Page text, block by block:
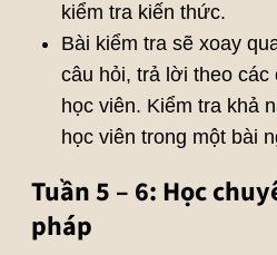
kiểm tra kiến thức.
Bài kiểm tra sẽ xoay
câu hỏi, trả lời theo các
học viên. Kiểm tra khả
học viên trong một bài
Tuần 5 – 6: Học
pháp